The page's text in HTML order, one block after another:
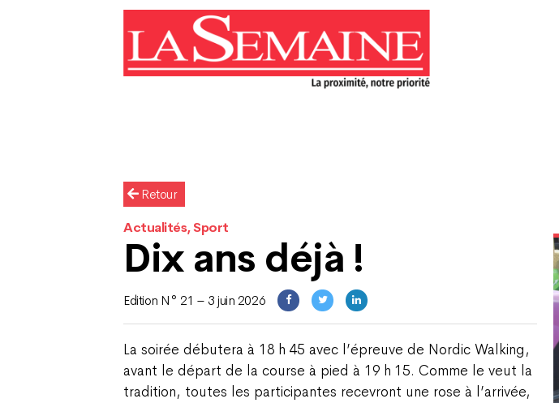
Retour
Actualités, Sport
Dix ans déjà !
Edition N° 21 – 3 juin 2026
La soirée débutera à 18 h 45 avec l’épreuve de Nordic Walking,
avant le départ de la course à pied à 19 h 15. Comme le veut la
tradition, toutes les participantes recevront une rose à l’arrivée,